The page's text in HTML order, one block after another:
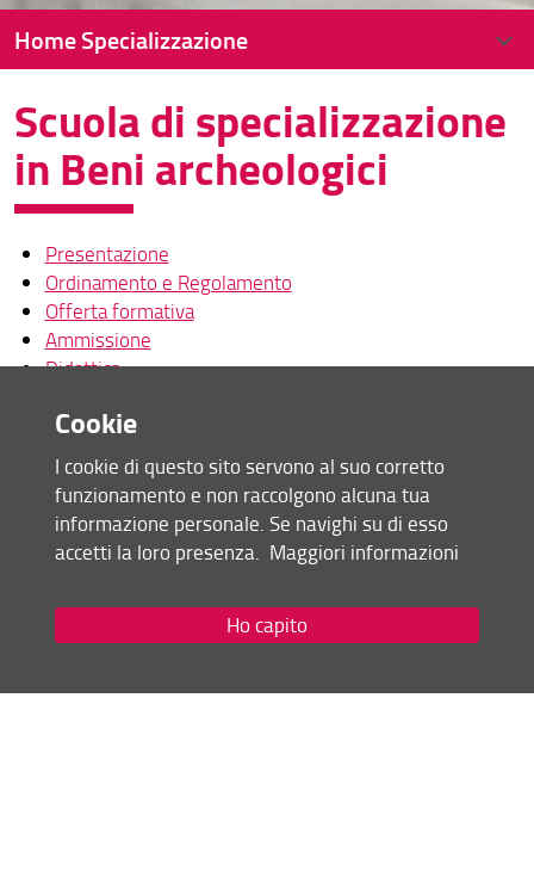
Scuola di specializzazione
in Beni archeologici
Presentazione
Ordinamento e Regolamento
Offerta formativa
Ammissione
Didattica
Links utili
Contatti
Home Specializzazione
Presentazione
Ordinamento e Regolamento
Ammissione
Didattica
Links utili
Contatti
Mappa del sito
Cookie
I cookie di questo sito servono al suo corretto
funzionamento e non raccolgono alcuna tua
informazione personale. Se navighi su di esso
accetti la loro presenza. Maggiori informazioni
Ho capito